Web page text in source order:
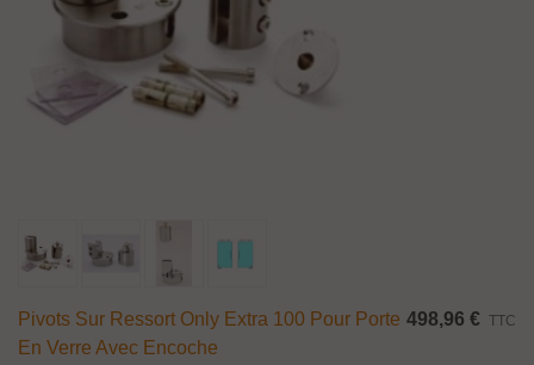
Pivots Sur Ressort Only Extra 100 Pour Porte
En Verre Avec Encoche
498,96 € TTC